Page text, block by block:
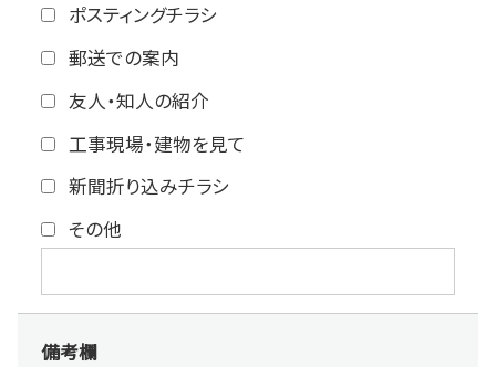
ポスティングチラシ
郵送での案内
友人・知人の紹介
工事現場・建物を見て
新聞折り込みチラシ
その他
備考欄